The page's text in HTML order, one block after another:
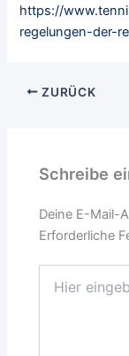
https://
regelungen-der-
ZURÜCK
Schreibe
Deine E-Mail-
Erforderliche
eingeben…